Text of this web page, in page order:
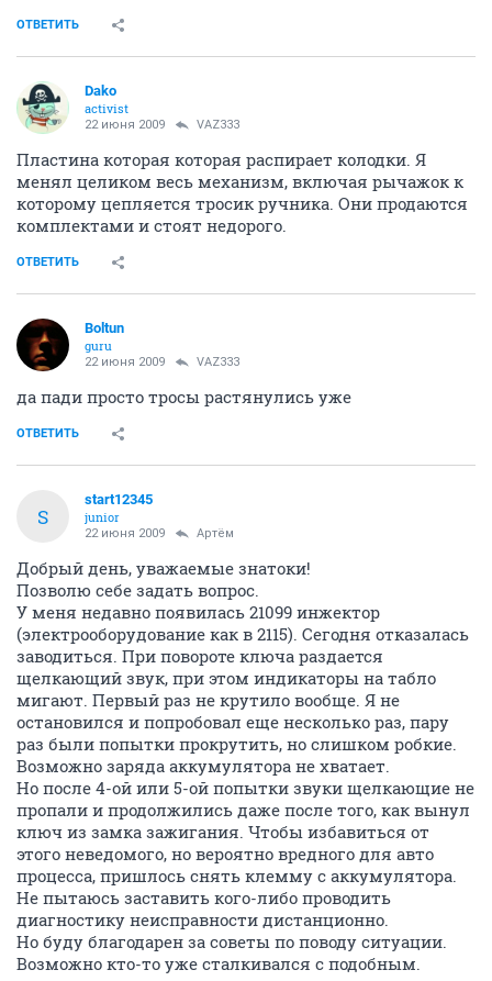
ОТВЕТИТЬ
Dako
activist
22 июня 2009 VAZ333
Пластина которая которая распирает колодки. Я
менял целиком весь механизм, включая рычажок к
которому цепляется тросик ручника. Они продаются
комплектами и стоят недорого.
ОТВЕТИТЬ
Boltun
guru
22 июня 2009 VAZ333
да пади просто тросы растянулись уже
ОТВЕТИТЬ
S
start12345
junior
22 июня 2009 Артём
Добрый день, уважаемые знатоки!
Позволю себе задать вопрос.
У меня недавно появилась 21099 инжектор
(электрооборудование как в 2115). Сегодня отказалась
заводиться. При повороте ключа раздается
щелкающий звук, при этом индикаторы на табло
мигают. Первый раз не крутило вообще. Я не
остановился и попробовал еще несколько раз, пару
раз были попытки прокрутить, но слишком робкие.
Возможно заряда аккумулятора не хватает.
Но после 4-ой или 5-ой попытки звуки щелкающие не
пропали и продолжились даже после того, как вынул
ключ из замка зажигания. Чтобы избавиться от
этого неведомого, но вероятно вредного для авто
процесса, пришлось снять клемму с аккумулятора.
Не пытаюсь заставить кого-либо проводить
диагностику неисправности дистанционно.
Но буду благодарен за советы по поводу ситуации.
Возможно кто-то уже сталкивался с подобным.